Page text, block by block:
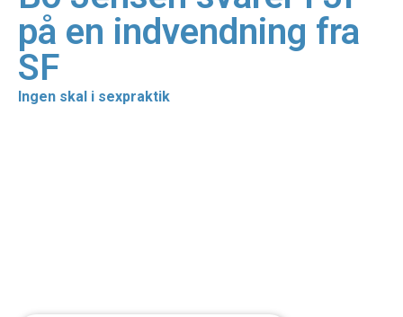
på en indvendning fra
SF
Ingen skal i sexpraktik